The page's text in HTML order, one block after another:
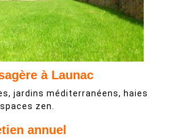
à Launac
jardins méditerranéens, haies
zen.
annuel